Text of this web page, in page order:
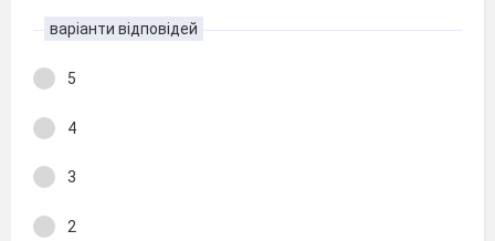
варіанти відповідей
5
4
3
2